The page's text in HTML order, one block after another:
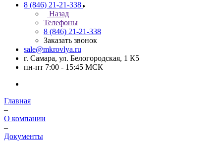
8 (846) 21-21-338
Назад
Телефоны
8 (846) 21-21-338
Заказать звонок
sale@mkrovlya.ru
г. Самара, ул. Белогородская, 1 К5
пн-пт 7:00 - 15:45 МСК
Главная
–
О компании
–
Документы